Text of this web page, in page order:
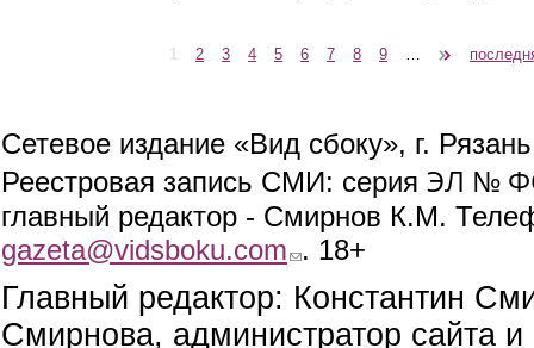
1 2 3 4 5 6 7 8 9
Сетевое издание «Вид сбоку», г.
Реестровая запись СМИ: серия ЭЛ №
главный редактор - Смирнов К.М.
gazeta@vidsboku.com (link sends e-mail)
. 18+
Главный редактор: Константин
Смирнова, администратор сайта